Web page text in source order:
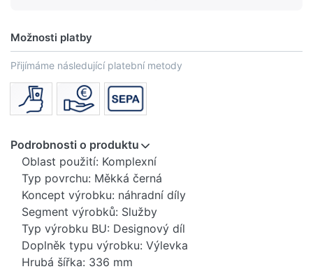
Možnosti platby
Přijímáme následující platební metody
Podrobnosti o produktu
Oblast použití: Komplexní
Typ povrchu: Měkká černá
Koncept výrobku: náhradní díly
Segment výrobků: Služby
Typ výrobku BU: Designový díl
Doplněk typu výrobku: Výlevka
Hrubá šířka: 336 mm